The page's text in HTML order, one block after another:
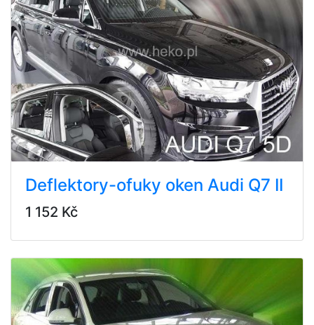
Deflektory-ofuky oken Audi Q7 II
1 152 Kč